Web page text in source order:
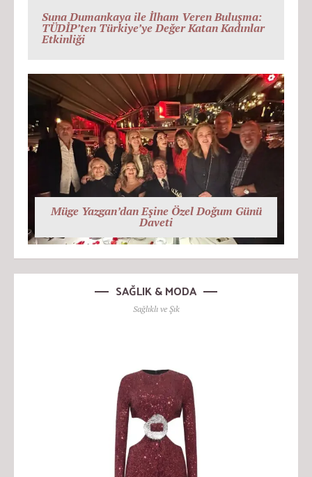
Suna Dumankaya ile İlham Veren Buluşma:
TÜDİP’ten Türkiye’ye Değer Katan Kadınlar
Etkinliği
Müge Yazgan’dan Eşine Özel Doğum Günü
Daveti
SAĞLIK & MODA
Sağlıklı ve Şık